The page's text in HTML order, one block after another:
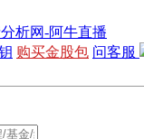
购买金股包 问客服